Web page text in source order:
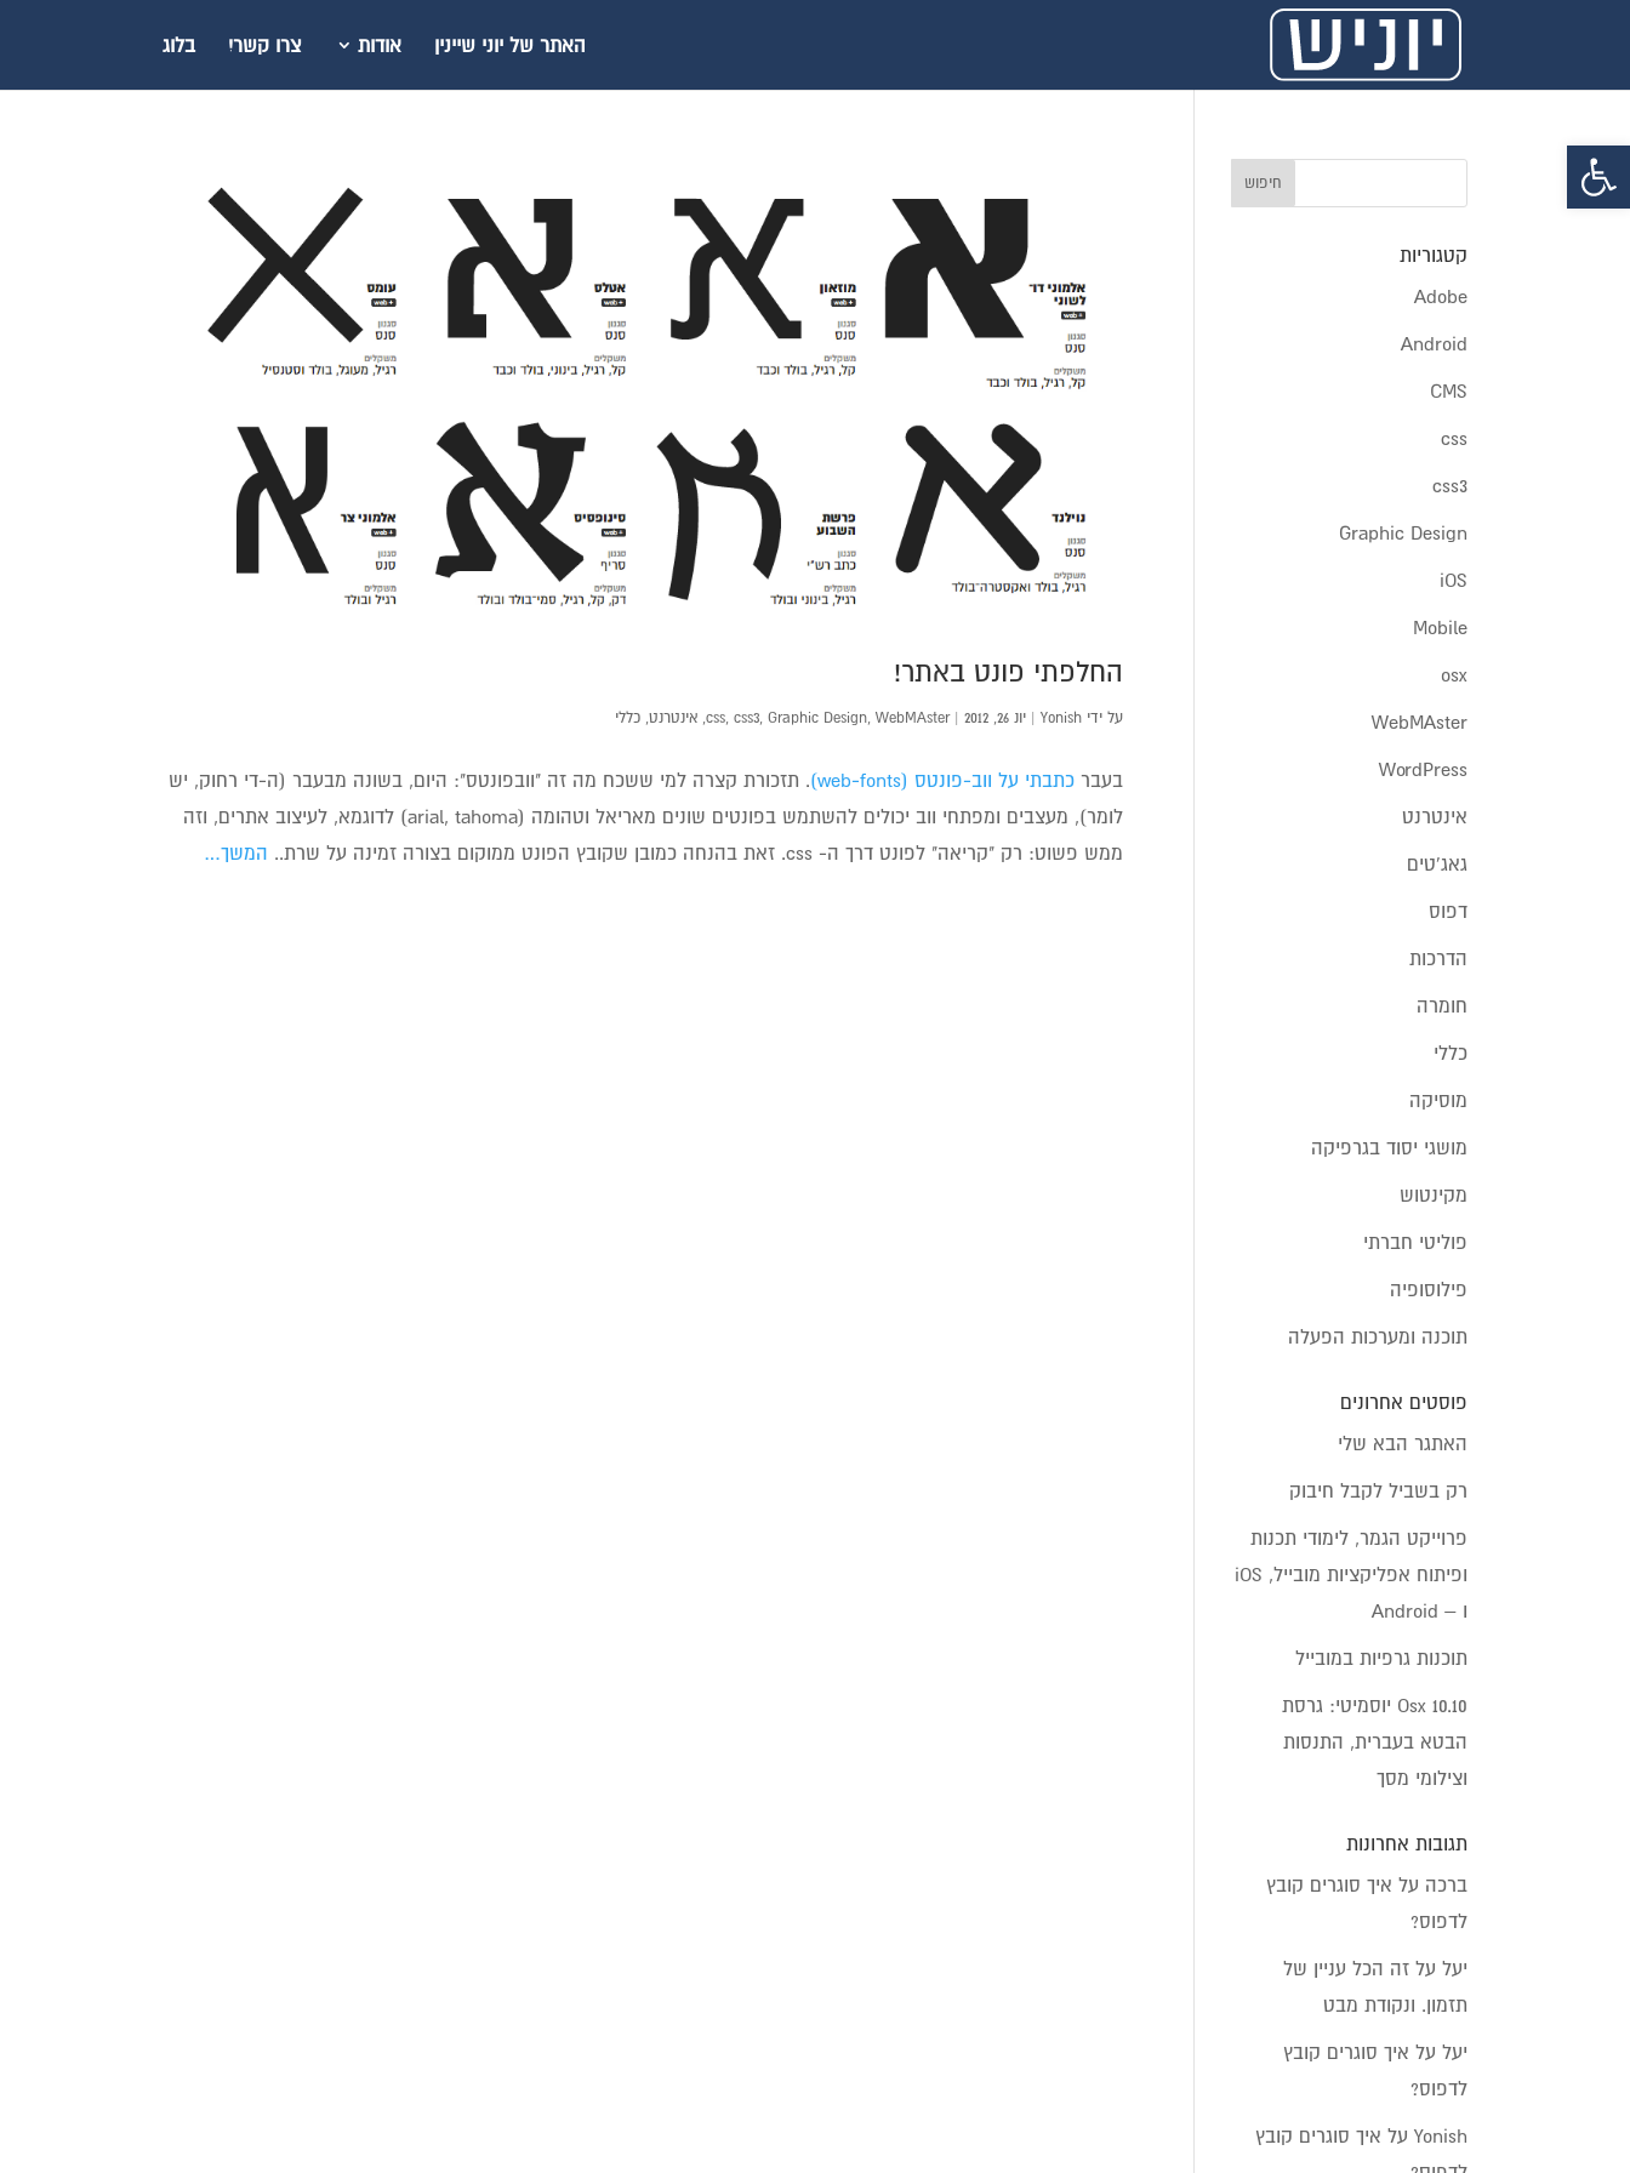
פתח סרגל נגישות
האתר של יוני שיינין אודות צרו קשר! בלוג
החלפתי פונט באתר!
על ידי Yonish
| יונ 26, 2012 |
css ,css3 ,Graphic Design ,WebMAster
, אינטרנט, כללי
בעברכתבתי על ווב-פונטס (web-fonts)
. תזכורת קצרה למי ששכח מה זה "וובפונטס": היום, בשונה מבעבר (ה-די רחוק, יש
לומר), מעצבים ומפתחי ווב יכולים להשתמש בפונטים שונים מאריאל וטהומה (arial, tahoma) לדוגמא, לעיצוב אתרים, וזה
ממש פשוט: רק "קריאה" לפונט דרך ה- css. זאת בהנחה כמובן שקובץ הפונט ממוקום בצורה זמינה על שרת..
המשך…
קטגוריות
Adobe
Android
CMS
css
css3
Graphic Design
iOS
Mobile
osx
WebMAster
WordPress
אינטרנט
גאג'טים
דפוס
הדרכות
חומרה
כללי
מוסיקה
מושגי יסוד בגרפיקה
מקינטוש
פוליטי חברתי
פילוסופיה
תוכנה ומערכות הפעלה
פוסטים אחרונים
האתגר הבא שלי
רק בשביל לקבל חיבוק
פרוייקט הגמר, לימודי תכנות
ופיתוח אפליקציות מובייל, iOS
ו – Android
תוכנות גרפיות במובייל
Osx 10.10 יוסמיטי: גרסת
הבטא בעברית, התנסות
וצילומי מסך
תגובות אחרונות
ברכה על איך סוגרים קובץ
לדפוס?
יעל עלזה הכל עניין של
תזמון. ונקודת מבט
יעל על איך סוגרים קובץ
לדפוס?
Yonish על איך סוגרים קובץ